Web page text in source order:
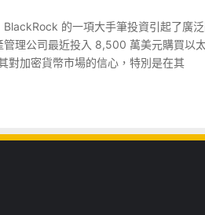
的一項大手筆投資引起了廣
管理公司最近投入 8,500 萬美元購買以
對加密貨幣市場的信心，特別是在其